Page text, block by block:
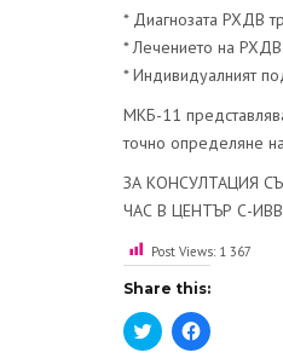
* Диагнозата РХДВ
* Лечението на
* Индивидуалният
МКБ-11
точно определяне
ЗА КОНСУЛТАЦИЯ
ЧАС В ЦЕНТЪР С-
Post Views: 1 367
Share this:
Click
to
Click
to